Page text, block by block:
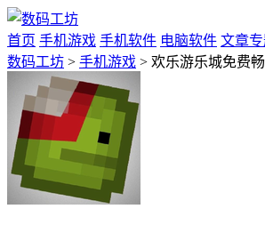
首页 手机游戏 手机软件 电脑软件 文章
数码工坊 > 手机游戏 > 欢乐游乐城免费